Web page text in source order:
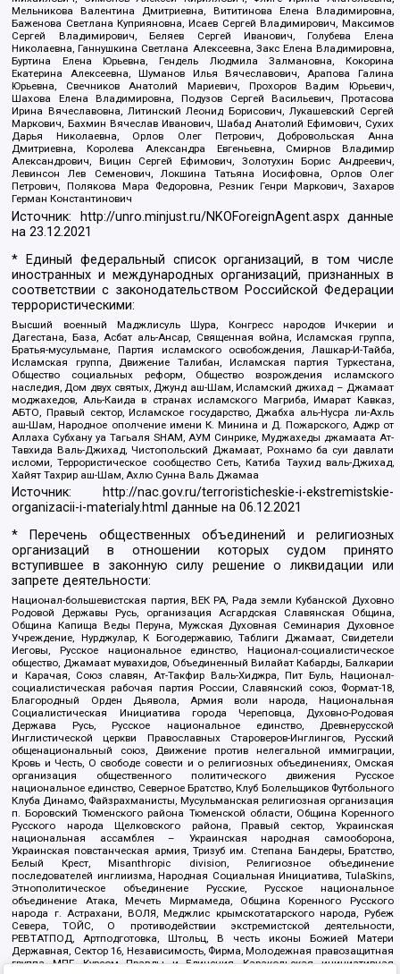
Мельникова Валентина Дмитриевна, Вититинова Елена Владимировна,
Баженова Светлана Куприяновна, Исаев Сергей Владимирович, Максимов
Сергей Владимирович, Беляев Сергей Иванович, Голубева Елена
Николаевна, Ганнушкина Светлана Алексеевна, Закс Елена Владимировна,
Буртина Елена Юрьевна, Гендель Людмила Залмановна, Кокорина
Екатерина Алексеевна, Шуманов Илья Вячеславович, Арапова Галина
Юрьевна, Свечников Анатолий Мариевич, Прохоров Вадим Юрьевич,
Шахова Елена Владимировна, Подузов Сергей Васильевич, Протасова
Ирина Вячеславовна, Литинский Леонид Борисович, Лукашевский Сергей
Маркович, Бахмин Вячеслав Иванович, Шабад Анатолий Ефимович, Сухих
Дарья Николаевна, Орлов Олег Петрович, Добровольская Анна
Дмитриевна, Королева Александра Евгеньевна, Смирнов Владимир
Александрович, Вицин Сергей Ефимович, Золотухин Борис Андреевич,
Левинсон Лев Семенович, Локшина Татьяна Иосифовна, Орлов Олег
Петрович, Полякова Мара Федоровна, Резник Генри Маркович, Захаров
Герман Константинович
Источник: http://unro.minjust.ru/NKOForeignAgent.aspxданные
на23.12.2021
* Единый федеральный список организаций, в том числе
иностранных и международных организаций, признанных в
соответствии с законодательством Российской Федерации
террористическими:
Высший военный Маджлисуль Шура, Конгресс народов Ичкерии и
Дагестана, База, Асбат аль-Ансар, Священная война, Исламская группа,
Братья-мусульмане, Партия исламского освобождения, Лашкар-И-Тайба,
Исламская группа, Движение Талибан, Исламская партия Туркестана,
Общество социальных реформ, Общество возрождения исламского
наследия, Дом двух святых, Джунд аш-Шам, Исламский джихад – Джамаат
моджахедов, Аль-Каида в странах исламского Магриба, Имарат Кавказ,
АБТО, Правый сектор, Исламское государство, Джабха аль-Нусра ли-Ахль
аш-Шам, Народное ополчение имени К. Минина и Д. Пожарского, Аджр от
Аллаха Субхану уа Тагьаля SHAM, АУМ Синрике, Муджахеды джамаата Ат-
Тавхида Валь-Джихад, Чистопольский Джамаат, Рохнамо ба суи давлати
исломи, Террористическое сообщество Сеть, Катиба Таухид валь-Джихад,
Хайят Тахрир аш-Шам, Ахлю Сунна Валь Джамаа
Источник:
http://nac.gov.ru/terroristicheskie-i-ekstremistskie-
organizacii-i-materialy.html данные на06.12.2021
* Перечень общественных объединений и религиозных
организаций в отношении которых судом принято
вступившее в законную силу решение о ликвидации или
запрете деятельности:
Национал-большевистская партия, ВЕК РА, Рада земли Кубанской Духовно
Родовой Державы Русь, организация Асгардская Славянская Община,
Община Капища Веды Перуна, Мужская Духовная Семинария Духовное
Учреждение, Нурджулар, К Богодержавию, Таблиги Джамаат, Свидетели
Иеговы, Русское национальное единство, Национал-социалистическое
общество, Джамаат мувахидов, Объединенный Вилайат Кабарды, Балкарии
и Карачая, Союз славян, Ат-Такфир Валь-Хиджра, Пит Буль, Национал-
социалистическая рабочая партия России, Славянский союз, Формат-18,
Благородный Орден Дьявола, Армия воли народа, Национальная
Социалистическая Инициатива города Череповца, Духовно-Родовая
Держава Русь, Русское национальное единство, Древнерусской
Инглистической церкви Православных Староверов-Инглингов, Русский
общенациональный союз, Движение против нелегальной иммиграции,
Кровь и Честь, О свободе совести и о религиозных объединениях, Омская
организация общественного политического движения Русское
национальное единство, Северное Братство, Клуб Болельщиков Футбольного
Клуба Динамо, Файзрахманисты, Мусульманская религиозная организация
п. Боровский Тюменского района Тюменской области, Община Коренного
Русского народа Щелковского района, Правый сектор, Украинская
национальная ассамблея – Украинская народная самооборона,
Украинская повстанческая армия, Тризуб им. Степана Бандеры, Братство,
Белый Крест, Misanthropic division, Религиозное объединение
последователей инглиизма, Народная Социальная Инициатива, TulaSkins,
Этнополитическое объединение Русские, Русское национальное
объединение Атака, Мечеть Мирмамеда, Община Коренного Русского
народа г. Астрахани, ВОЛЯ, Меджлис крымскотатарского народа, Рубеж
Севера, ТОЙС, О противодействии экстремистской деятельности,
РЕВТАТПОД, Артподготовка, Штольц, В честь иконы Божией Матери
Державная, Сектор 16, Независимость, Фирма, Молодежная правозащитная
группа МПГ, Курсом Правды и Единения, Каракольская инициативная